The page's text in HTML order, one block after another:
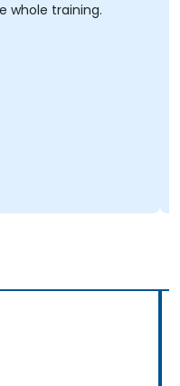
training.